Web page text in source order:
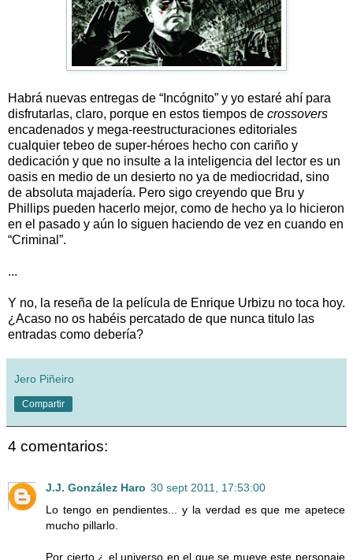
Habrá nuevas entregas de “Incógnito” y yo estaré ahí para
disfrutarlas, claro, porque en estos tiempos de crossovers
encadenados y mega-reestructuraciones editoriales
cualquier tebeo de super-héroes hecho con cariño y
dedicación y que no insulte a la inteligencia del lector es un
oasis en medio de un desierto no ya de mediocridad, sino
de absoluta majadería. Pero sigo creyendo que Bru y
Phillips pueden hacerlo mejor, como de hecho ya lo hicieron
en el pasado y aún lo siguen haciendo de vez en cuando en
“Criminal”.
...
Y no, la reseña de la película de Enrique Urbizu no toca hoy.
¿Acaso no os habéis percatado de que nunca titulo las
entradas como debería?
Jero Piñeiro
Compartir
4 comentarios:
J.J. González Haro 30 sept 2011, 17:53:00
Lo tengo en pendientes... y la verdad es que me apetece
mucho pillarlo.
Por cierto ¿ el universo en el que se mueve este personaje